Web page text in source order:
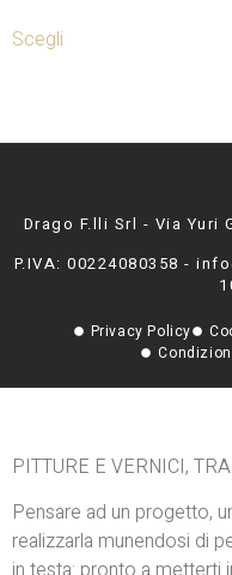
Scegli
Drago F.lli Srl - Via Yuri
P.IVA: 00224080358 -
Privacy Policy
PITTURE E VERNICI,
Pensare ad un progetto,
realizzarla munendosi di